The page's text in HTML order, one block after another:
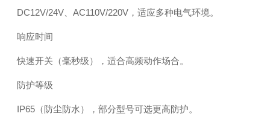
DC12V/24V、AC110V/220V，适应多种电气环境。
响应时间
快速开关（毫秒级），适合高频动作场合。
防护等级
IP65（防尘防水），部分型号可选更高防护。